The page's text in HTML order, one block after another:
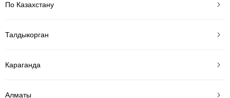
По Казахстану
Талдыкорган
Караганда
Алматы